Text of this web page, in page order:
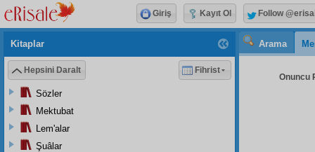
Arama
Onuncu
Kitaplar
Hepsini Daralt Fihrist
Sözler
Mektubat
Lem'alar
Şuâlar
Giriş Kayıt Ol Follow